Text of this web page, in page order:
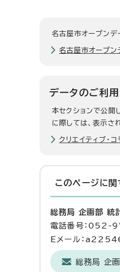
名古屋市オープンデ
名古屋市オープン
データのご利
本セクションで公開
に際しては、表示さ
クリエイティブ・
このページに関
総務局 企画部 統
電話番号：
Eメール：
総務局 企